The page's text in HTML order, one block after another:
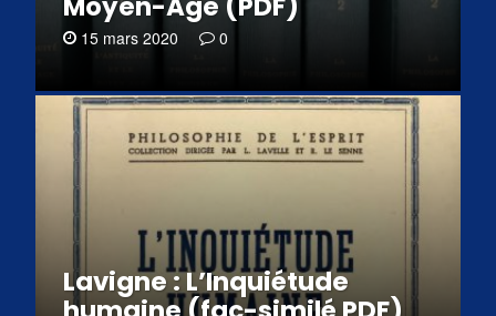
15 mars 2020 0
Lavigne : L’Inquiétude